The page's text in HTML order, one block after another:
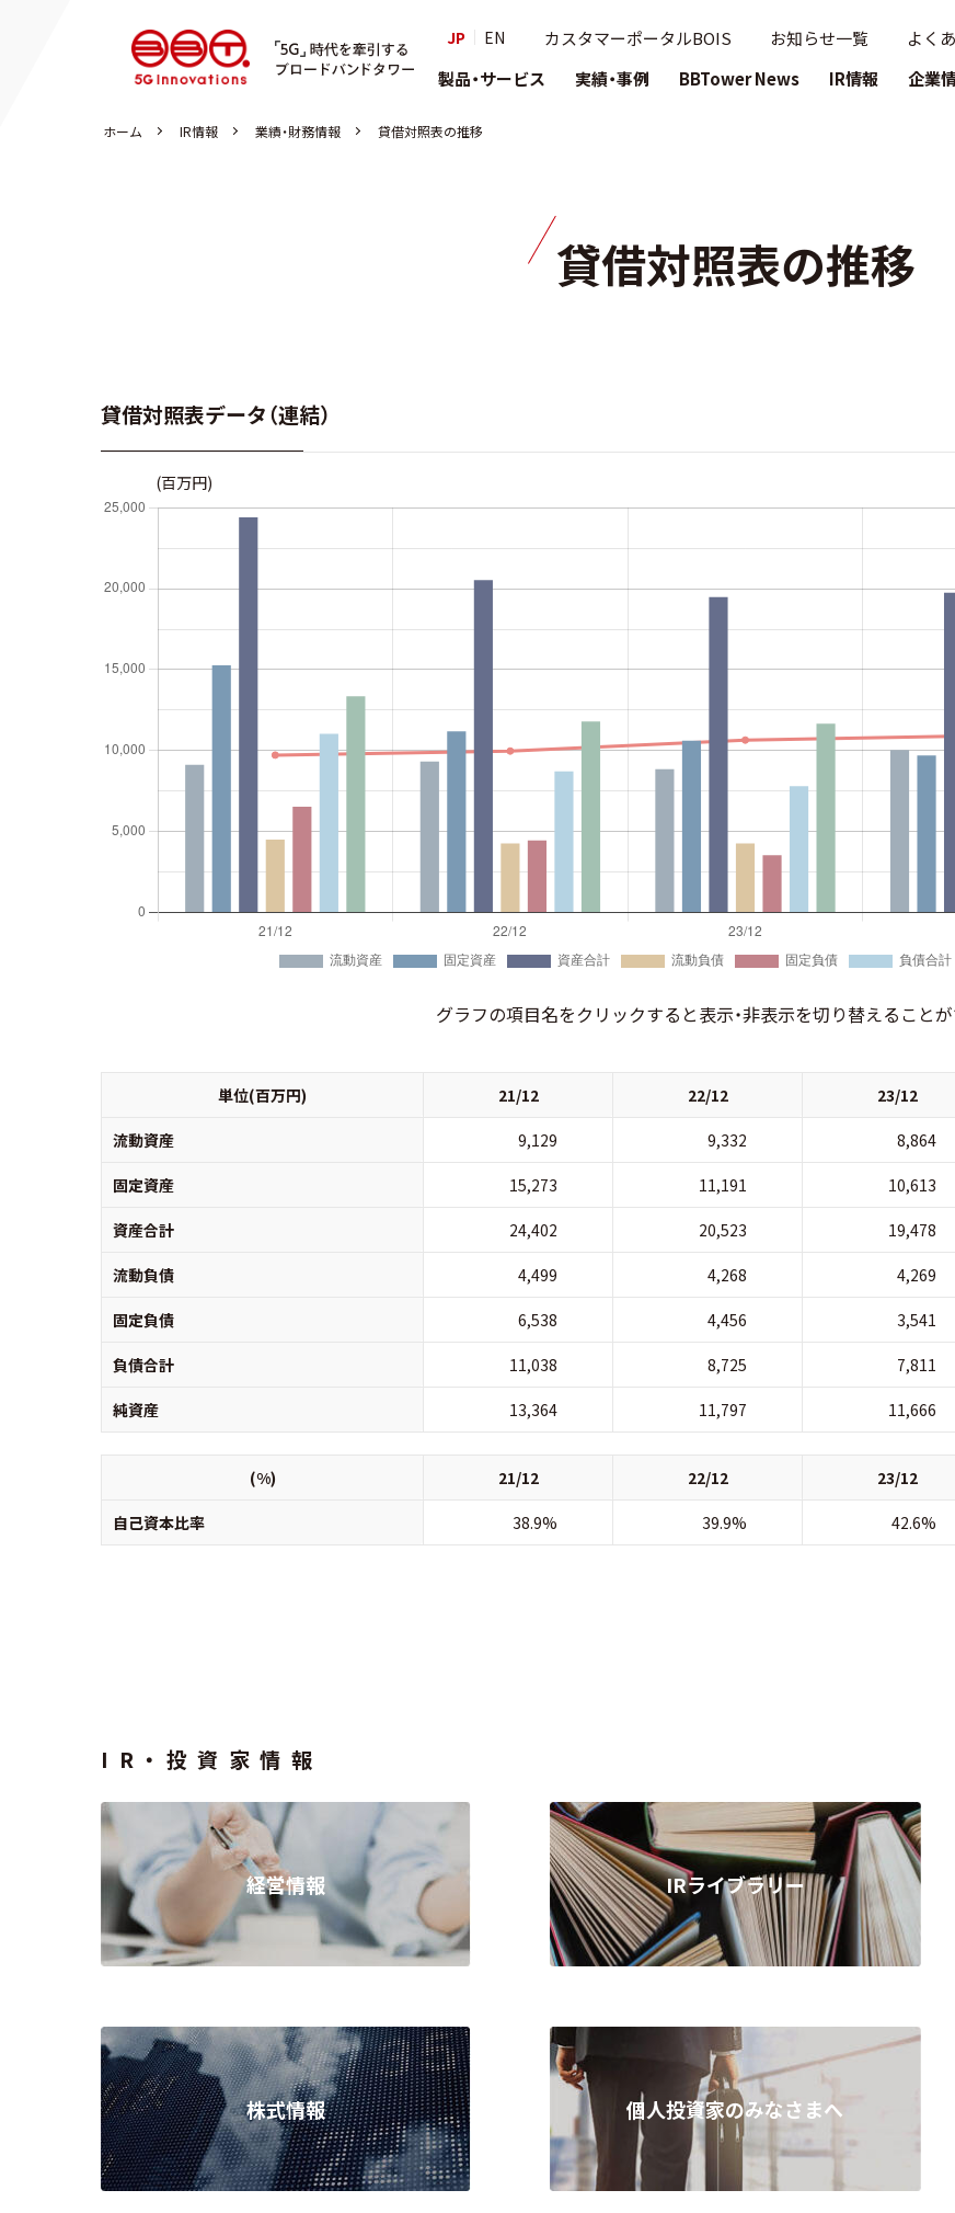
株式会社ブロードバンドタワー「5G」時代を牽引するブロードバンドタワー
JP EN カスタマーポータルBOIS お知らせ一覧 よく
製品・サービス 実績・事例 BBTower News IR情報 企業
ホーム IR情報 業績・財務情報 貸借対照表の推移
貸借対照表の推移
貸借対照表データ（連結）
(百万円)
グラフの項目名をクリックすると表示・非表示を切り替えることが
単位(百万円) 21/12 22/12 23/12
流動資産 9,129 9,332 8,864
固定資産 15,273 11,191 10,613
資産合計 24,402 20,523 19,478
流動負債 4,499 4,268 4,269
固定負債 6,538 4,456 3,541
負債合計 11,038 8,725 7,811
純資産 13,364 11,797 11,666
(%) 21/12 22/12 23/12
自己資本比率 38.9% 39.9% 42.6%
IR・投資家情報
経営情報 IRライブラリー
株式情報 個人投資家のみなさまへ